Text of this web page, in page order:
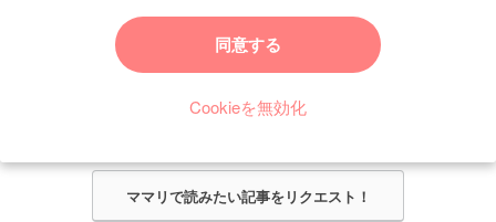
同意する
Cookieを無効化
ママリからのお知らせ
ママリ編集部がみなさんのご意見をもとに記事を作成させていただきま
ママリで読みたい記事をリクエスト！